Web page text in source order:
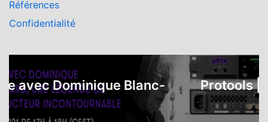
Références
Confidentialité
Dominique Blanc- Protools |